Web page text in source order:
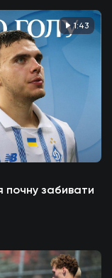
1:43
почну забивати